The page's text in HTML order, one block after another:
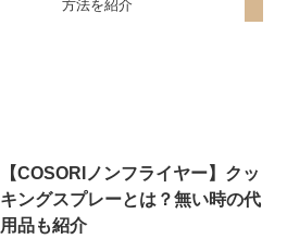
方法を紹介
【COSORIノンフライヤー】クッ
キングスプレーとは？無い時の代
用品も紹介